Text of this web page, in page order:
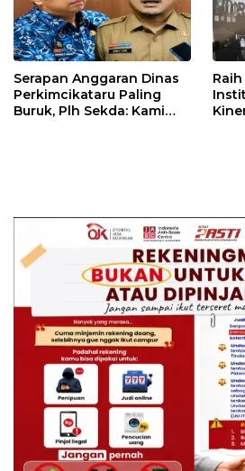
Serapan Anggaran Dinas
Perkimcikataru Paling
Buruk, Plh Sekda: Kami